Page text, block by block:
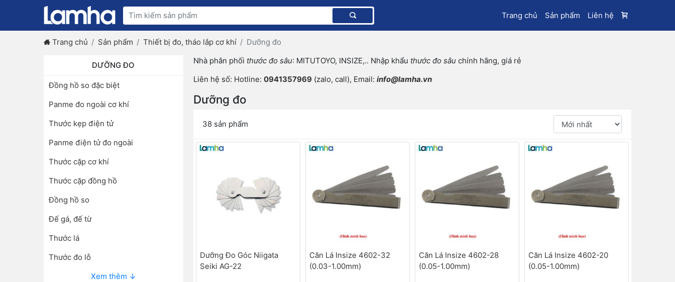
Trang chủ Sản phẩm Liên hệ
Trang chủ Sản phẩm Thiết bị đo, tháo lắp cơ khí Dưỡng đo
DƯỠNG ĐO
Đồng hồ so đặc biệt
Panme đo ngoài cơ khí
Thước kẹp điện tử
Panme điện tử đo ngoài
Thước cặp cơ khí
Thước cặp đồng hồ
Đồng hồ so
Đế gá, đế từ
Thước lá
Thước đo lỗ
Xem thêm ↓
Nhà phân phối thước đo sâu: MITUTOYO, INSIZE,.. Nhập khẩu thước đo sâuchính hãng, giá rẻ
Liên hệ số: Hotline: 0941357969(zalo, call), Email: info@lamha.vn
Dưỡng đo
38 sản phẩm
Dưỡng Đo Góc Niigata
Seiki AG-22
Căn Lá Insize 4602-32
(0.03-1.00mm)
Căn Lá Insize 4602-28
(0.05-1.00mm)
Căn Lá Insize 4602-20
(0.05-1.00mm)